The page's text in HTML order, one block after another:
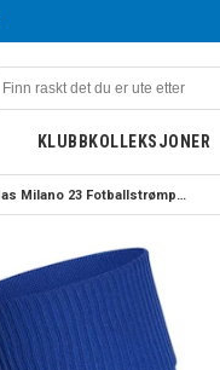
KLUBBKOLLEKSJONER
Adidas Milano 23 Fotballstrømper Blå